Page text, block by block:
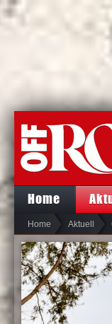
Home
Home Aktuell